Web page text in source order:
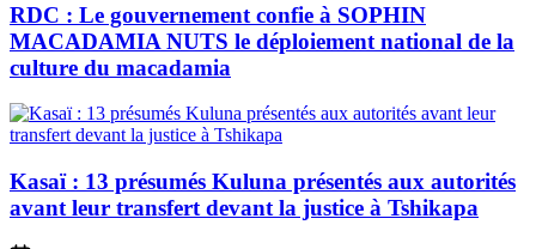
RDC : Le gouvernement confie à SOPHIN
MACADAMIA NUTS le déploiement national de la
culture du macadamia
Kasaï : 13 présumés Kuluna présentés aux autorités
avant leur transfert devant la justice à Tshikapa